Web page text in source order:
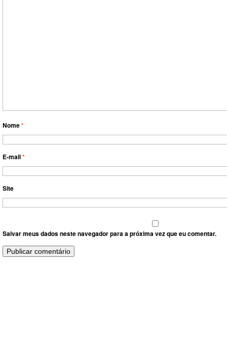
Nome*
E-mail*
Site
Salvar meus dados neste navegador para a próxima vez que eu comentar.